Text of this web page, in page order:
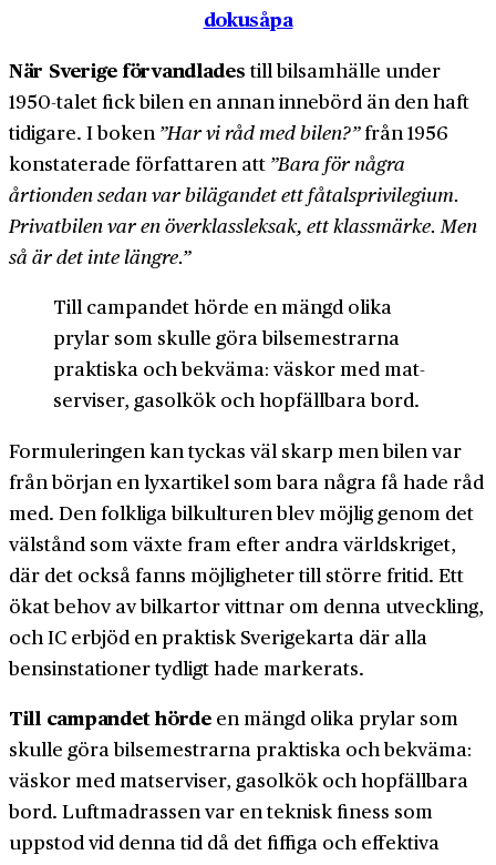
dokusåpa
När Sverige förvandladestill bil­samhälle under
1950-talet fick bilen en annan innebörd än den haft
tidigare. I boken ”Har vi råd med bilen?”från 1956
konstaterade författaren att ”Bara för några
årtionden sedan var bil­ägandet ett få­tals­privilegium.
Privat­bilen var en över­klass­leksak, ett klass­märke. Men
så är det inte längre.”
Till campandet hörde en mängd olika
prylar som skulle göra bil­semestrarna
praktiska och bekväma: väskor med mat­
serviser, gasol­kök och hop­fäll­bara bord.
Formuleringen kan tyckas väl skarp men bilen var
från början en lyx­artikel som bara några få hade råd
med. Den folkliga bil­kulturen blev möjlig genom det
väl­stånd som växte fram efter andra världs­kriget,
där det också fanns möjligheter till större fri­tid. Ett
ökat behov av bil­kartor vittnar om denna utveckling,
och IC erbjöd en praktisk Sverige­karta där alla
bensin­stationer tydligt hade markerats.
Till campandet hördeen mängd olika prylar som
skulle göra bil­semestrarna praktiska och bekväma:
väskor med mat­serviser, gasol­kök och hop­fäll­bara
bord. Luft­madrassen var en teknisk finess som
uppstod vid denna tid då det fiffiga och effektiva